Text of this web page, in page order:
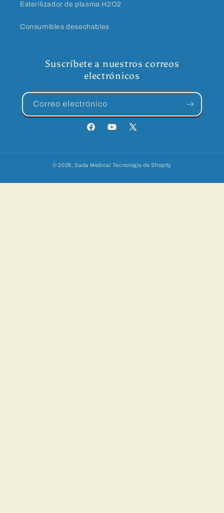
Esterilizador de plasma H2O2
Consumibles desechables
Suscríbete a nuestros correos
electrónicos
Correo electrónico
FacebookYouTube
X
© 2026,Sada Medical Tecnología de Shopify